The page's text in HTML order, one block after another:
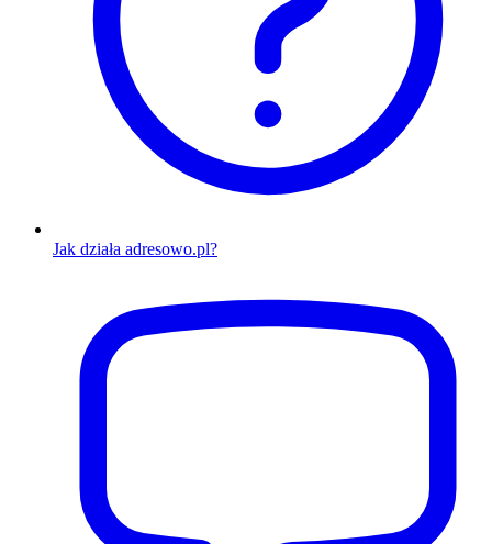
Jak działa adresowo.pl?